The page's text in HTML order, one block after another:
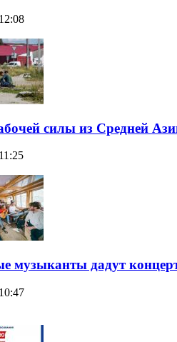
силы из Средней
музыканты дадут